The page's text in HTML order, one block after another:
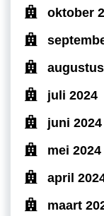
oktober
juli 2024
juni 2024
mei 2024
april
maart